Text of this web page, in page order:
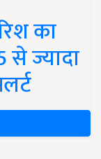
का
से ज्यादा